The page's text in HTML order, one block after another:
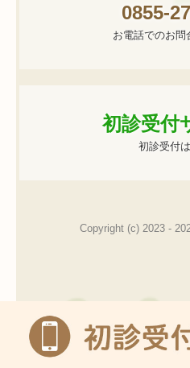
0855-
お電話でのお問
初診受付
初診受付
Copyright (c) 2023 -